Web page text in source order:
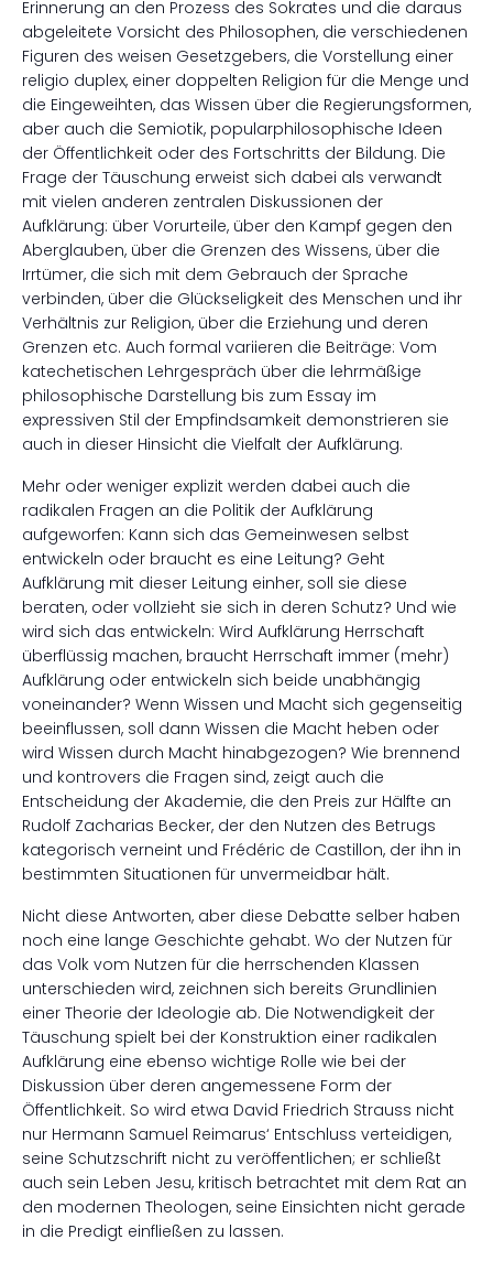
Erinnerung an den Prozess des Sokrates und die daraus
abgeleitete Vorsicht des Philosophen, die verschiedenen
Figuren des weisen Gesetzgebers, die Vorstellung einer
religio duplex, einer doppelten Religion für die Menge und
die Eingeweihten, das Wissen über die Regierungsformen,
aber auch die Semiotik, popularphilosophische Ideen
der Öffentlichkeit oder des Fortschritts der Bildung. Die
Frage der Täuschung erweist sich dabei als verwandt
mit vielen anderen zentralen Diskussionen der
Aufklärung: über Vorurteile, über den Kampf gegen den
Aberglauben, über die Grenzen des Wissens, über die
Irrtümer, die sich mit dem Gebrauch der Sprache
verbinden, über die Glückseligkeit des Menschen und ihr
Verhältnis zur Religion, über die Erziehung und deren
Grenzen etc. Auch formal variieren die Beiträge: Vom
katechetischen Lehrgespräch über die lehrmäßige
philosophische Darstellung bis zum Essay im
expressiven Stil der Empfindsamkeit demonstrieren sie
auch in dieser Hinsicht die Vielfalt der Aufklärung.
Mehr oder weniger explizit werden dabei auch die
radikalen Fragen an die Politik der Aufklärung
aufgeworfen: Kann sich das Gemeinwesen selbst
entwickeln oder braucht es eine Leitung? Geht
Aufklärung mit dieser Leitung einher, soll sie diese
beraten, oder vollzieht sie sich in deren Schutz? Und wie
wird sich das entwickeln: Wird Aufklärung Herrschaft
überflüssig machen, braucht Herrschaft immer (mehr)
Aufklärung oder entwickeln sich beide unabhängig
voneinander? Wenn Wissen und Macht sich gegenseitig
beeinflussen, soll dann Wissen die Macht heben oder
wird Wissen durch Macht hinabgezogen? Wie brennend
und kontrovers die Fragen sind, zeigt auch die
Entscheidung der Akademie, die den Preis zur Hälfte an
Rudolf Zacharias Becker, der den Nutzen des Betrugs
kategorisch verneint und Frédéric de Castillon, der ihn in
bestimmten Situationen für unvermeidbar hält.
Nicht diese Antworten, aber diese Debatte selber haben
noch eine lange Geschichte gehabt. Wo der Nutzen für
das Volk vom Nutzen für die herrschenden Klassen
unterschieden wird, zeichnen sich bereits Grundlinien
einer Theorie der Ideologie ab. Die Notwendigkeit der
Täuschung spielt bei der Konstruktion einer radikalen
Aufklärung eine ebenso wichtige Rolle wie bei der
Diskussion über deren angemessene Form der
Öffentlichkeit. So wird etwa David Friedrich Strauss nicht
nur Hermann Samuel Reimarus‘ Entschluss verteidigen,
seine Schutzschrift nicht zu veröffentlichen; er schließt
auch sein Leben Jesu, kritisch betrachtet mit dem Rat an
den modernen Theologen, seine Einsichten nicht gerade
in die Predigt einfließen zu lassen.